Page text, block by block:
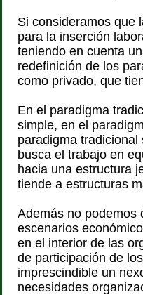
Si consideramos que
para la inserción
teniendo en cuenta
redefinición de los
como privado, que
En el paradigma
simple, en el
paradigma
busca el trabajo en
hacia una estructura
tiende a estructuras
Además no podemos
escenarios
en el interior de las
de participación de
imprescindible un
necesidades